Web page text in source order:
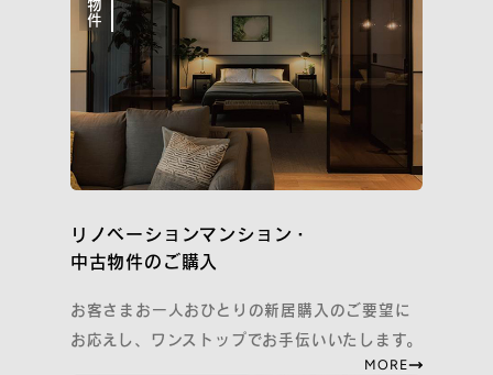
住まいのトピックス
プライバシーポリシー
Cookieポリシーおよび利用者情報の外部送信について
Webサイト利用規約
リノベーションマンション・
中古物件のご購入
お客さまお一人おひとりの新居購入のご要望に
お応えし、ワンストップでお手伝いいたします。
MORE